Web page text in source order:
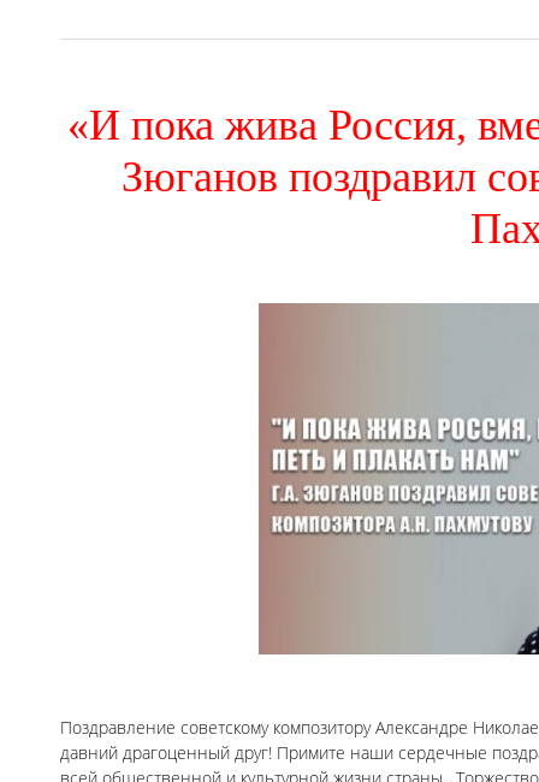
«И пока жива Россия,
Зюганов поздравил
Поздравление советскому композитору Александре
давний драгоценный друг! Примите наши сердечные